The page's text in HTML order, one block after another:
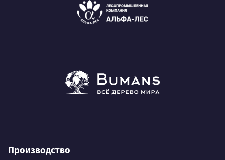
Производство